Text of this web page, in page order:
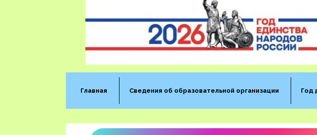
Главная Сведения об образовательной организации Год